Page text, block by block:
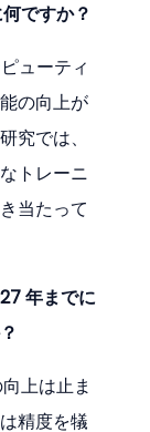
ですか？
ューティ
の向上が
究では、
トレーニ
当たって
年までに
上は止ま
精度を犠